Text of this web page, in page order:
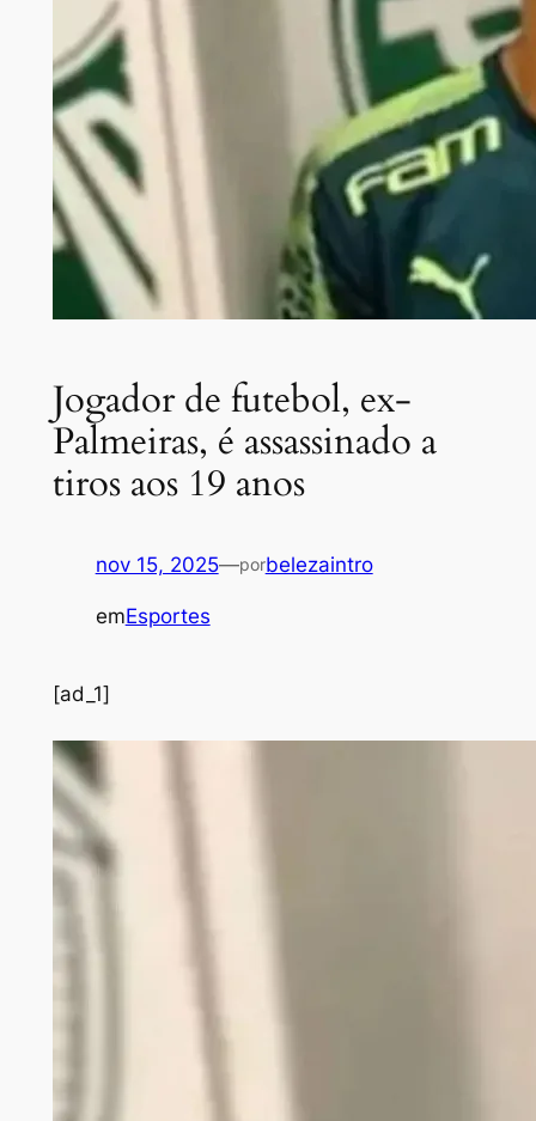
Jogador de futebol, ex-
Palmeiras, é assassinado a
tiros aos 19 anos
nov 15, 2025—porbelezaintro
emEsportes
[ad_1]